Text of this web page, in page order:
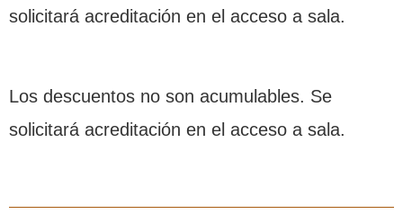
solicitará acreditación en el acceso a sala.
Los descuentos no son acumulables. Se
solicitará acreditación en el acceso a sala.